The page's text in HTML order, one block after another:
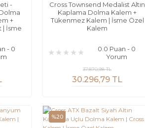
-
+
| İsme
- 0
Cross Townsend Medalist Altın
Kaplama Dolma Kalem +
Tükenmez Kalem | İsme Özel
Kalem
0.0 Puan - 0
Yorum
30.296,79 TL
37.870,98 TL
%20